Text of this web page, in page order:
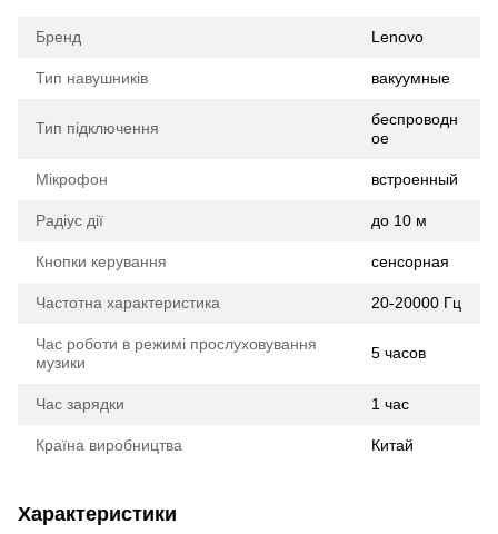
Бренд Lenovo
Тип навушників вакуумные
Тип підключення
беспроводн
ое
Мікрофон встроенный
Радіус дії до 10 м
Кнопки керування сенсорная
Частотна характеристика 20-20000 Гц
Час роботи в режимі прослуховування
музики
5 часов
Час зарядки 1 час
Країна виробництва Китай
Характеристики